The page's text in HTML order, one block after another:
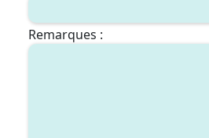
Remarques :